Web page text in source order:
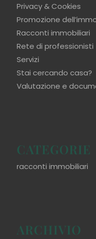
Privacy & Cookies
Promozione
Racconti immobiliari
Rete di professionisti
Servizi
Stai cercando casa?
Valutazione e
CATEGORIE
racconti immobiliari
ARCHIVIO